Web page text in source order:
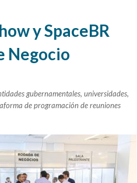
y SpaceBR
Negocio
gubernamentales, universidades,
de programación de reuniones